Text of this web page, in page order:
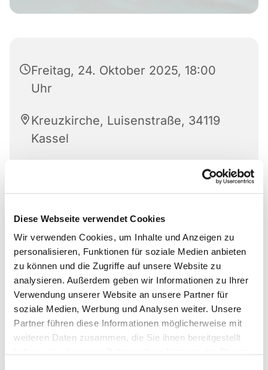
Diese Webseite verwendet Cookies
Wir verwenden Cookies, um Inhalte und Anzeigen zu
personalisieren, Funktionen für soziale Medien anbieten
zu können und die Zugriffe auf unsere Website zu
analysieren. Außerdem geben wir Informationen zu Ihrer
Verwendung unserer Website an unsere Partner für
soziale Medien, Werbung und Analysen weiter. Unsere
Partner führen diese Informationen möglicherweise mit
weiteren Daten zusammen, die Sie ihnen bereitgestellt
Freitag, 24. Oktober 2025, 18:00
Uhr
Kreuzkirche, Luisenstraße, 34119
Kassel
Theologische Werkstatt: „Ist das Alte Testament
kriegerisch?”